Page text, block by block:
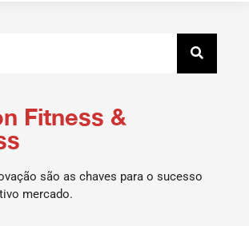
Fitness &
são as chaves para o sucesso
mercado.